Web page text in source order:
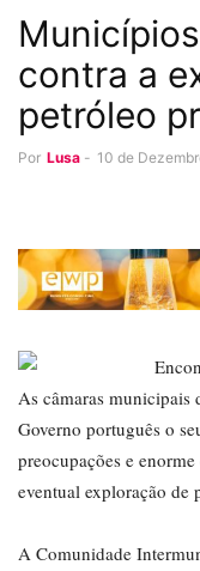
contra a
petróleo
Por Lusa - 10 de
As câmaras municipais
Governo português o
preocupações e
eventual exploração de
A Comunidade